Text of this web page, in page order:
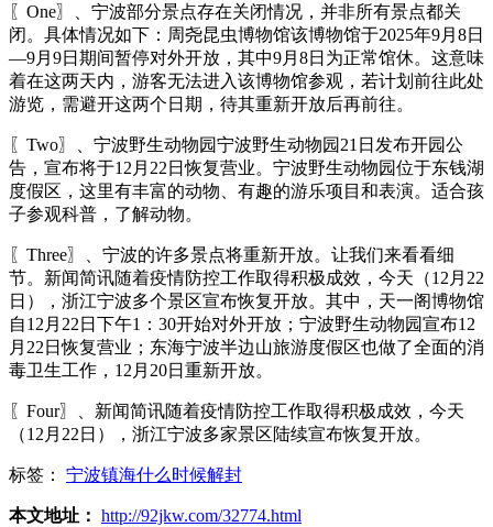
〖One〗、宁波部分景点存在关闭情况，并非所有景点都关
闭。具体情况如下：周尧昆虫博物馆该博物馆于2025年9月8日
—9月9日期间暂停对外开放，其中9月8日为正常馆休。这意味
着在这两天内，游客无法进入该博物馆参观，若计划前往此处
游览，需避开这两个日期，待其重新开放后再前往。
〖Two〗、宁波野生动物园宁波野生动物园21日发布开园公
告，宣布将于12月22日恢复营业。宁波野生动物园位于东钱湖
度假区，这里有丰富的动物、有趣的游乐项目和表演。适合孩
子参观科普，了解动物。
〖Three〗、宁波的许多景点将重新开放。让我们来看看细
节。新闻简讯随着疫情防控工作取得积极成效，今天（12月22
日），浙江宁波多个景区宣布恢复开放。其中，天一阁博物馆
自12月22日下午1：30开始对外开放；宁波野生动物园宣布12
月22日恢复营业；东海宁波半边山旅游度假区也做了全面的消
毒卫生工作，12月20日重新开放。
〖Four〗、新闻简讯随着疫情防控工作取得积极成效，今天
（12月22日），浙江宁波多家景区陆续宣布恢复开放。
标签： 宁波镇海什么时候解封
本文地址： http://92jkw.com/32774.html